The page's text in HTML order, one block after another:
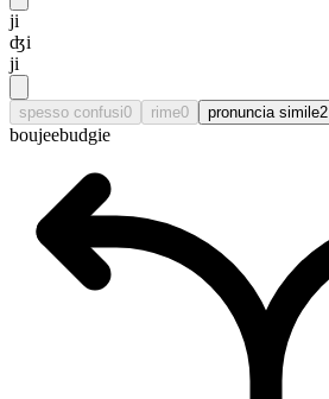
ji
ʤi
ji
spesso confusi0 rime0 pronuncia simile2
boujeebudgie